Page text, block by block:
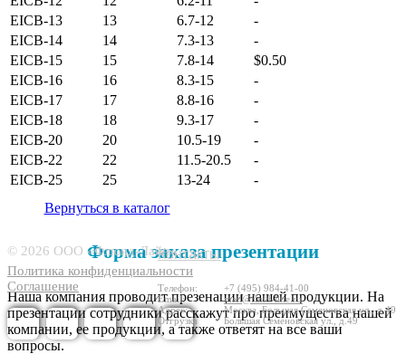
EICB-13
13 6.7-12
-
EICB-14
14 7.3-13
-
EICB-15
15 7.8-14
$0.50
EICB-16
16 8.3-15
-
EICB-17
17 8.8-16
-
EICB-18
18 9.3-17
-
EICB-20
20 10.5-19
-
EICB-22
22 11.5-20.5
-
EICB-25
25 13-24
-
Вернуться в каталог
© 2026 ООО «Флюид-Лайн»
Политика конфиденциальности
Соглашение
Контакты
Телефон:
Email:
Адрес:
Отгрузка
+7 (495) 984-41-00
mail@fluid-line.ru
Москва,БольшаяCеменовская ул., д.49
БольшаяCеменовская ул., д.49
Форма заказа презентации
Наша компания проводит презенации нашей продукции. На
презентации сотрудники расскажут про преимущества нашей
компании, ее продукции, а также ответят на все ваши
вопросы.